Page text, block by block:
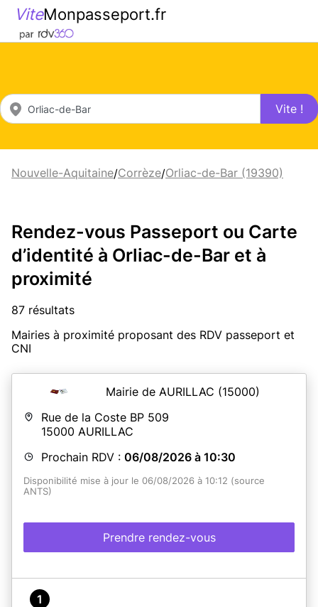
ViteMonpasseport.fr
Vite !
Nouvelle-Aquitaine/Corrèze/Orliac-de-Bar (19390)
Rendez-vous Passeport ou Carte
d’identité à Orliac-de-Bar et à
proximité
87 résultats
Mairies à proximité proposant des RDV passeport et
CNI
Mairie de AURILLAC (15000)
Rue de la Coste BP 509
15000 AURILLAC
Prochain RDV : 06/08/2026 à 10:30
Disponibilité mise à jour le 06/08/2026 à 10:12 (source
ANTS)
Prendre rendez-vous
1